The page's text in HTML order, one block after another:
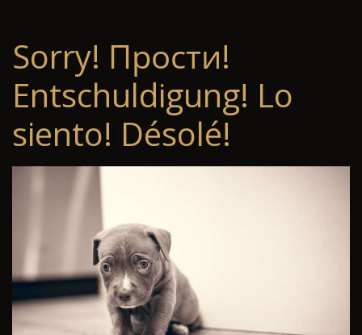
Sorry! Прости!
Entschuldigung! Lo
siento! Désolé!